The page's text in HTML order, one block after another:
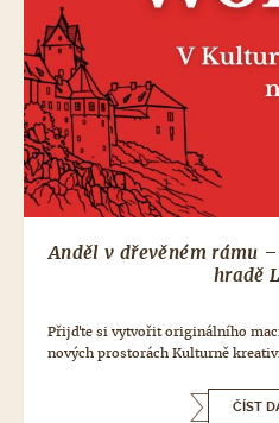
Anděl v dřevěném rámu
hradě
Přijďte si vytvořit originálního
nových prostorách Kulturně
ČÍST